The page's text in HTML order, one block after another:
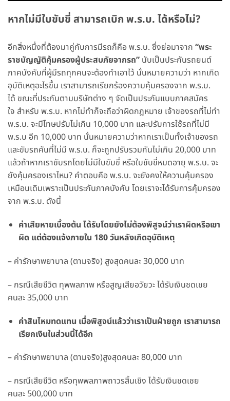
หากไม่มีใบขับขี่ สามารถเบิก พ.ร.บ. ได้หรือไม่?
อีกสิ่งหนึ่งที่ต้องมาคู่กับการมีรถก็คือ พ.ร.บ. ซึ่งย่อมาจาก “พระ
ราชบัญญัติคุ้มครองผู้ประสบภัยจากรถ” นับเป็นประกันรถยนต์
ภาคบังคับที่ผู้มีรถทุกคนจะต้องทำเอาไว้ นั่นหมายความว่า หากเกิด
อุบัติเหตุอะไรขึ้น เราสามารถเรียกร้องความคุ้มครองจาก พ.ร.บ.
ได้ ขณะที่ประกันตามบริษัทต่าง ๆ จัดเป็นประกันแบบภาคสมัคร
ใจ สำหรับ พ.ร.บ. หากไม่ทำก็จะถือว่าผิดกฎหมาย เจ้าของรถที่ไม่ทำ
พ.ร.บ. จะมีโทษปรับไม่เกิน 10,000 บาท และปรับการใช้รถที่ไม่มี
พ.ร.บ อีก 10,000 บาท นั่นหมายความว่าหากเราเป็นทั้งเจ้าของรถ
และขับรถคันที่ไม่มี พ.ร.บ. ก็จะถูกปรับรวมกันไม่เกิน 20,000 บาท
แล้วถ้าหากเราขับรถโดยไม่มีใบขับขี่ หรือใบขับขี่หมดอายุ พ.ร.บ. จะ
ยังคุ้มครองเราไหม? คำตอบคือ พ.ร.บ. จะยังคงให้ความคุ้มครอง
เหมือนเดิมเพราะเป็นประกันภาคบังคับ โดยเราจะได้รับการคุ้มครอง
จาก พ.ร.บ. ดังนี้
ค่าเสียหายเบื้องต้น ได้รับโดยยังไม่ต้องพิสูจน์ว่าเราผิดหรือเขา
ผิด แต่ต้องแจ้งภายใน 180วันหลังเกิดอุบัติเหตุ
– ค่ารักษาพยาบาล (ตามจริง) สูงสุดคนละ 30,000 บาท
– กรณีเสียชีวิต ทุพพลภาพ หรือสูญเสียอวัยวะ ได้รับเงินชดเชย
คนละ 35,000 บาท
ค่าสินไหมทดแทน เมื่อพิสูจน์แล้วว่าเราเป็นฝ่ายถูก เราสามารถ
เรียกเงินในส่วนนี้ได้อีก
– ค่ารักษาพยาบาล (ตามจริง)สูงสุดคนละ 80,000 บาท
– กรณีเสียชีวิต หรือทุพพลภาพถาวรสิ้นเชิง ได้รับเงินชดเชย
คนละ 500,000 บาท